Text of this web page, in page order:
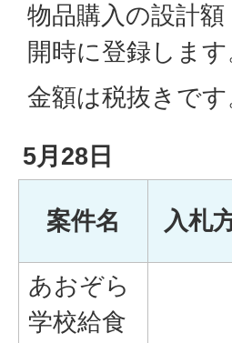
物品購入の設計
開時に登録します
金額は税抜きです
5月28日
案件名 入札
あおぞら
学校給食